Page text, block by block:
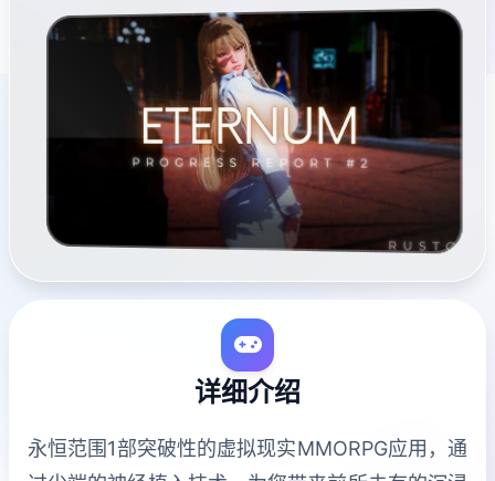
详细介绍
永恒范围1部突破性的虚拟现实MMORPG应用，通